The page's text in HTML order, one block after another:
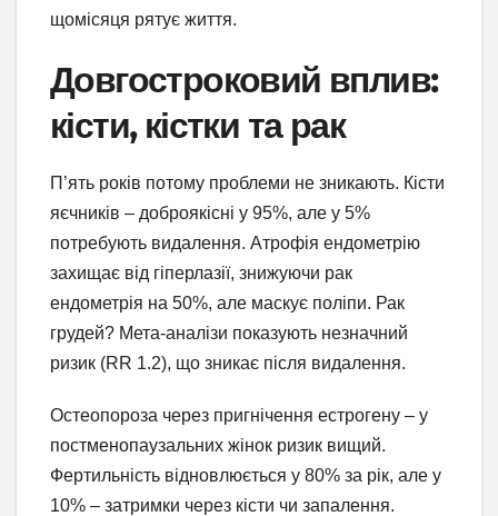
щомісяця рятує життя.
Довгостроковий вплив:
кісти, кістки та рак
П’ять років потому проблеми не зникають. Кісти
яєчників – доброякісні у 95%, але у 5%
потребують видалення. Атрофія ендометрію
захищає від гіперлазії, знижуючи рак
ендометрія на 50%, але маскує поліпи. Рак
грудей? Мета-аналізи показують незначний
ризик (RR 1.2), що зникає після видалення.
Остеопороза через пригнічення естрогену – у
постменопаузальних жінок ризик вищий.
Фертильність відновлюється у 80% за рік, але у
10% – затримки через кісти чи запалення.